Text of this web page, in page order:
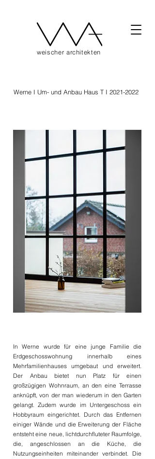
weischer architekten
Werne I Um- und Anbau Haus T I 2021-2022
In Werne wurde für eine junge Familie die
Erdgeschosswohnung innerhalb eines
Mehrfamilienhauses umgebaut und erweitert.
Der Anbau bietet nun Platz für einen
großzügigen Wohnraum, an den eine Terrasse
anknüpft, von der man wiederum in den Garten
gelangt. Zudem wurde im Untergeschoss ein
Hobbyraum eingerichtet. Durch das Entfernen
einiger Wände und die Erweiterung der Fläche
entsteht eine neue, lichtdurchfluteter Raumfolge,
die, angeschlossen an die Küche, die
Nutzungseinheiten miteinander verbindet. Die